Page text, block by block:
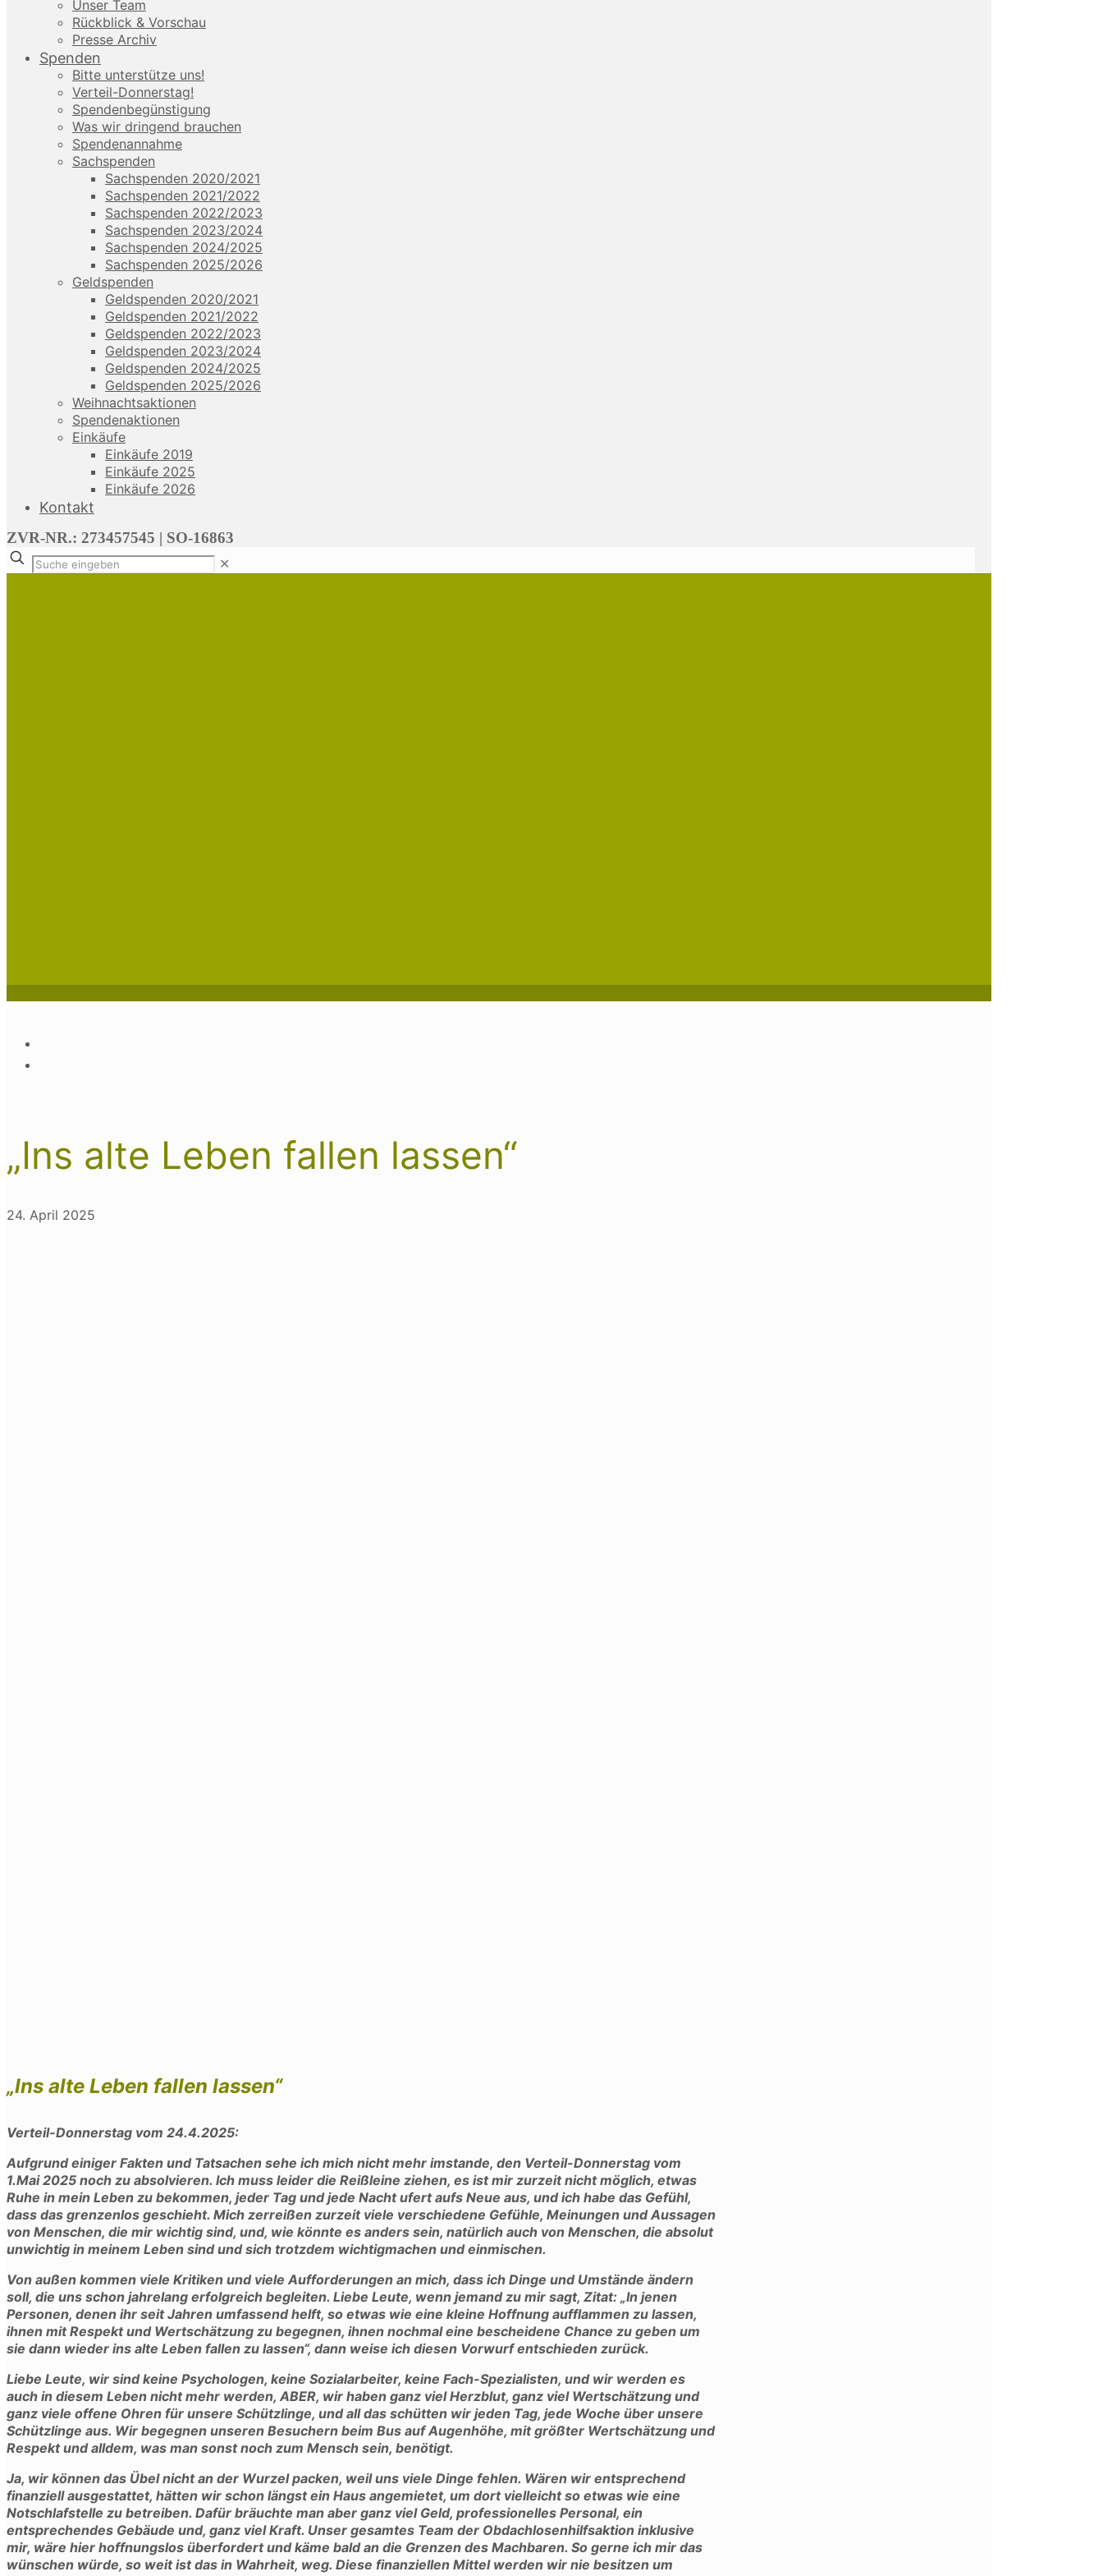
Unser Team
Rückblick & Vorschau
Presse Archiv
Spenden
Bitte unterstütze uns!
Verteil-Donnerstag!
Spendenbegünstigung
Was wir dringend brauchen
Spendenannahme
Sachspenden
Sachspenden 2020/2021
Sachspenden 2021/2022
Sachspenden 2022/2023
Sachspenden 2023/2024
Sachspenden 2024/2025
Sachspenden 2025/2026
Geldspenden
Geldspenden 2020/2021
Geldspenden 2021/2022
Geldspenden 2022/2023
Geldspenden 2023/2024
Geldspenden 2024/2025
Geldspenden 2025/2026
Weihnachtsaktionen
Spendenaktionen
Einkäufe
Einkäufe 2019
Einkäufe 2025
Einkäufe 2026
Kontakt
ZVR-NR.: 273457545 | SO-16863
✕
„Ins alte Leben fallen lassen“
24. April 2025
„Ins alte Leben fallen lassen“
Verteil-Donnerstag vom 24.4.2025:
Aufgrund einiger Fakten und Tatsachen sehe ich mich nicht mehr imstande, den Verteil-Donnerstag vom
1.Mai 2025 noch zu absolvieren. Ich muss leider die Reißleine ziehen, es ist mir zurzeit nicht möglich, etwas
Ruhe in mein Leben zu bekommen, jeder Tag und jede Nacht ufert aufs Neue aus, und ich habe das Gefühl,
dass das grenzenlos geschieht. Mich zerreißen zurzeit viele verschiedene Gefühle, Meinungen und Aussagen
von Menschen, die mir wichtig sind, und, wie könnte es anders sein, natürlich auch von Menschen, die absolut
unwichtig in meinem Leben sind und sich trotzdem wichtigmachen und einmischen.
Von außen kommen viele Kritiken und viele Aufforderungen an mich, dass ich Dinge und Umstände ändern
soll, die uns schon jahrelang erfolgreich begleiten. Liebe Leute, wenn jemand zu mir sagt, Zitat: „In jenen
Personen, denen ihr seit Jahren umfassend helft, so etwas wie eine kleine Hoffnung aufflammen zu lassen,
ihnen mit Respekt und Wertschätzung zu begegnen, ihnen nochmal eine bescheidene Chance zu geben um
sie dann wieder ins alte Leben fallen zu lassen“, dann weise ich diesen Vorwurf entschieden zurück.
Liebe Leute, wir sind keine Psychologen, keine Sozialarbeiter, keine Fach-Spezialisten, und wir werden es
auch in diesem Leben nicht mehr werden, ABER, wir haben ganz viel Herzblut, ganz viel Wertschätzung und
ganz viele offene Ohren für unsere Schützlinge, und all das schütten wir jeden Tag, jede Woche über unsere
Schützlinge aus. Wir begegnen unseren Besuchern beim Bus auf Augenhöhe, mit größter Wertschätzung und
Respekt und alldem, was man sonst noch zum Mensch sein, benötigt.
Ja, wir können das Übel nicht an der Wurzel packen, weil uns viele Dinge fehlen. Wären wir entsprechend
finanziell ausgestattet, hätten wir schon längst ein Haus angemietet, um dort vielleicht so etwas wie eine
Notschlafstelle zu betreiben. Dafür bräuchte man aber ganz viel Geld, professionelles Personal, ein
entsprechendes Gebäude und, ganz viel Kraft. Unser gesamtes Team der Obdachlosenhilfsaktion inklusive
mir, wäre hier hoffnungslos überfordert und käme bald an die Grenzen des Machbaren. So gerne ich mir das
wünschen würde, so weit ist das in Wahrheit, weg. Diese finanziellen Mittel werden wir nie besitzen um